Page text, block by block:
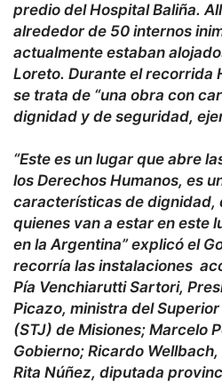
predio del Hospital Baliña.
alrededor de 50 internos
actualmente estaban
Loreto. Durante el recorrida
se trata de “una obra con
dignidad y de seguridad,
“Este es un lugar que abre
los Derechos Humanos, es
características de dignidad,
quienes van a estar en este
en la Argentina” explicó el
recorría las instalaciones
Pía Venchiarutti Sartori,
Picazo, ministra del
(STJ) de Misiones; Marcelo
Gobierno; Ricardo
Rita Núñez, diputada